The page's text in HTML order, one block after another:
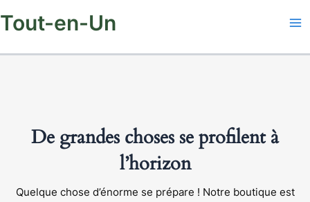
Tout-en-Un
De grandes choses se profilent à
l’horizon
Quelque chose d’énorme se prépare ! Notre boutique est